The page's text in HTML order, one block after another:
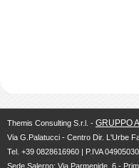
Themis Consulting S.r.l. - GRUPPO
Via G.Palatucci - Centro Dir. L'Urbe
Tel. +39 0828616960 | P.IVA
Sede Salerno: Via Parmenide, 6 -